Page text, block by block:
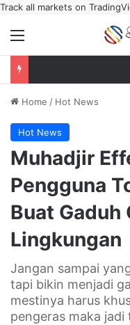
Track all markets on
Menu
Home / Hot News
Hot News
Muhadjir
Pengguna
Buat Gaduh
Lingkungan
Jangan sampai
tapi bikin menjadi
mestinya harus
pengeras maka jadi